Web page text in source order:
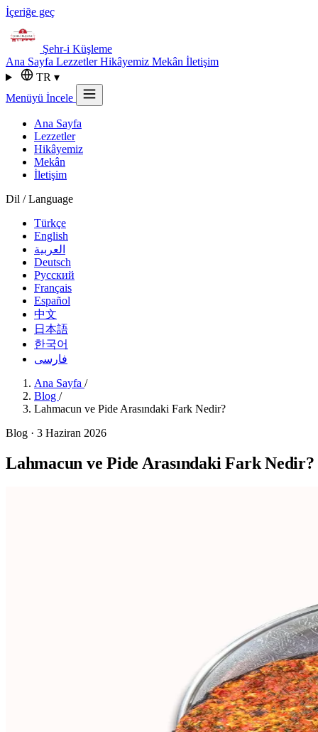
İçeriğe geç
Şehr-i Küşleme
Ana Sayfa LezzetlerHikâyemiz Mekân İletişim
TR ▾
Menüyü İncele
Ana Sayfa
Lezzetler
Hikâyemiz
Mekân
İletişim
Dil / Language
Türkçe
English
العربية
Deutsch
Русский
Français
Español
中文
日本語
한국어
فارسی
Ana Sayfa /
Blog /
Lahmacun ve Pide Arasındaki Fark Nedir?
Blog · 3 Haziran 2026
Lahmacun ve Pide Arasındaki Fark Nedir?